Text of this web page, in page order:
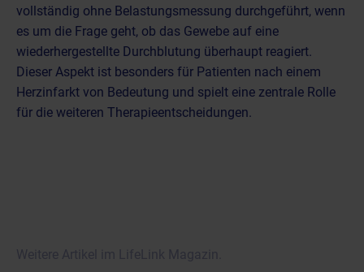
vollständig ohne Belastungsmessung durchgeführt, wenn
es um die Frage geht, ob das Gewebe auf eine
wiederhergestellte Durchblutung überhaupt reagiert.
Dieser Aspekt ist besonders für Patienten nach einem
Herzinfarkt von Bedeutung und spielt eine zentrale Rolle
für die weiteren Therapieentscheidungen.